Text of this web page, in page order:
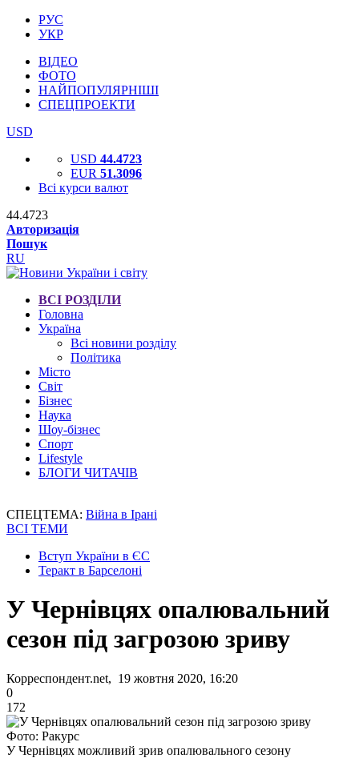
РУС
УКР
ВІДЕО
ФОТО
НАЙПОПУЛЯРНІШІ
СПЕЦПРОЕКТИ
USD
USD 44.4723
EUR 51.3096
Всі курси валют
44.4723
Авторизація
Пошук
RU
ВСІ РОЗДІЛИ
Головна
Україна
Всі новини розділу
Політика
Місто
Світ
Бізнес
Наука
Шоу-бізнес
Спорт
Lifestyle
БЛОГИ ЧИТАЧІВ
СПЕЦТЕМА: Війна в Ірані
ВСІ ТЕМИ
Вступ України в ЄС
Теракт в Барселоні
У Чернівцях опалювальний
сезон під загрозою зриву
Корреспондент.net, 19 жовтня 2020, 16:20
0
172
Фото: Ракурс
У Чернівцях можливий зрив опалювального сезону